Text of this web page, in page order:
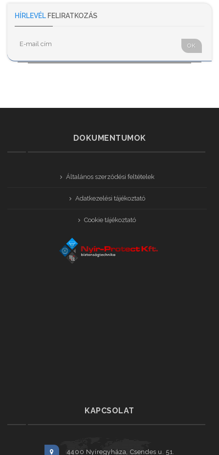
HÍRLEVÉL FELIRATKOZÁS
OK
DOKUMENTUMOK
Általános szerződési feltételek
Adatkezelési tájékoztató
Cookie tájékoztató
KAPCSOLAT
4400 Nyíregyháza, Csendes u. 51.